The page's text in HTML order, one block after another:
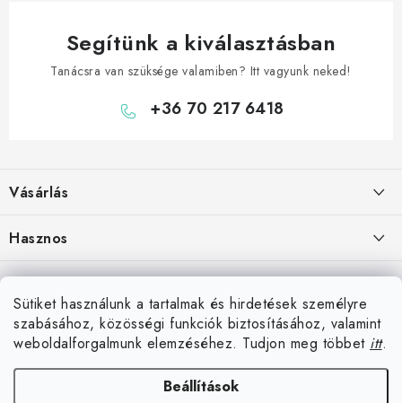
Sütiket használunk a tartalmak és hirdetések személyre
szabásához, közösségi funkciók biztosításához, valamint
weboldalforgalmunk elemzéséhez. Tudjon meg többet itt.
Beállítások
Segítünk a kiválasztásban
Tanácsra van szüksége valamiben? Itt vagyunk neked!
+36 70 217 6418
b
é
c
Vásárlás
Szállítási lehetőségek
Fizetési lehetőségek
Áru visszaküldése
Általános szerződési feltételek
Hasznos
Elérhetőségek
Rólunk
Hűségprogram
Együttműködés klubokkal
Darts Győr – bolt, klubok
Üzlet Komárom közelében
Komáromtól 10 km-re vagyunkdarteg.sk